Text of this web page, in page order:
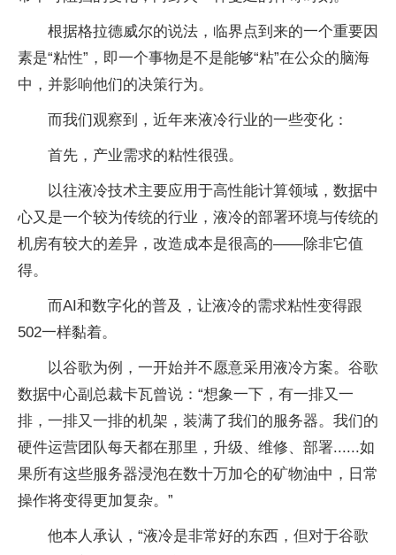
根据格拉德威尔的说法，临界点到来的一个重要因
素是“粘性”，即一个事物是不是能够“粘”在公众的脑海
中，并影响他们的决策行为。
而我们观察到，近年来液冷行业的一些变化：
首先，产业需求的粘性很强。
以往液冷技术主要应用于高性能计算领域，数据中
心又是一个较为传统的行业，液冷的部署环境与传统的
机房有较大的差异，改造成本是很高的——除非它值
得。
而AI和数字化的普及，让液冷的需求粘性变得跟
502一样黏着。
以谷歌为例，一开始并不愿意采用液冷方案。谷歌
数据中心副总裁卡瓦曾说：“想象一下，有一排又一
排，一排又一排的机架，装满了我们的服务器。我们的
硬件运营团队每天都在那里，升级、维修、部署......如
果所有这些服务器浸泡在数十万加仑的矿物油中，日常
操作将变得更加复杂。”
他本人承认，“液冷是非常好的东西，但对于谷歌